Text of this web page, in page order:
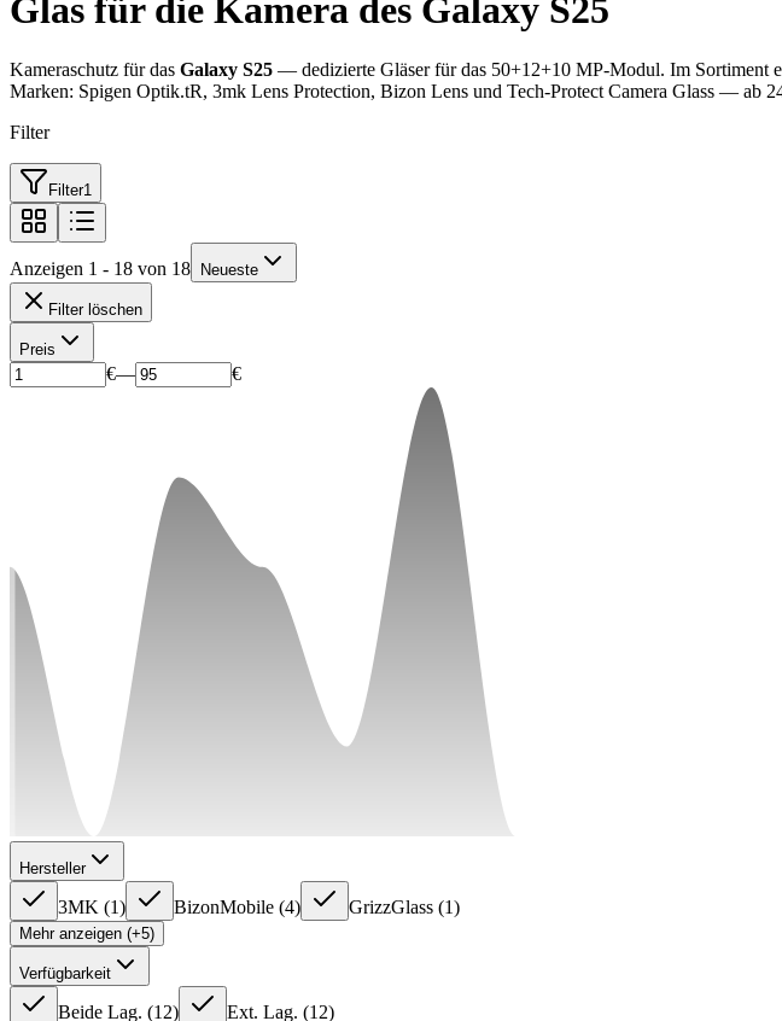
Glas für die Kamera des Galaxy S25
Kameraschutz für das Galaxy S25 — dedizierte Gläser für das 50+12+10 MP-Modul. Im Sortiment
Marken: Spigen Optik.tR, 3mk Lens Protection, Bizon Lens und Tech-Protect Camera Glass — ab
Filter
Filter1
Anzeigen 1 - 18 von 18 Neueste
Filter löschen
Preis
€— €
Hersteller
3MK (1) BizonMobile (4) GrizzGlass (1)
Mehr anzeigen (+5)
Verfügbarkeit
Beide Lag. (12) Ext. Lag. (12)